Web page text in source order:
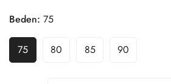
Beden: 75
75 80 85 90